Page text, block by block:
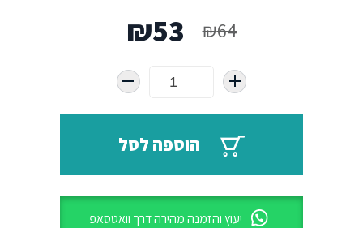
₪64
המחיר
המקורי
היה:
₪64.
₪53
הנוכחי
הוא:
₪53.הוספה לסל
יעוץ והזמנה מהירה דרך וואטסאפ